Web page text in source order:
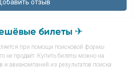
билеты ✈
при помощи поисковой формы
не продаёт. Купить билеты можно на
и авиакомпаний из результатов поиска.